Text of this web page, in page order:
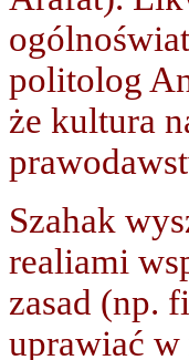
politolog
że kultura
Szahak
realiami
zasad (np.
uprawiać w